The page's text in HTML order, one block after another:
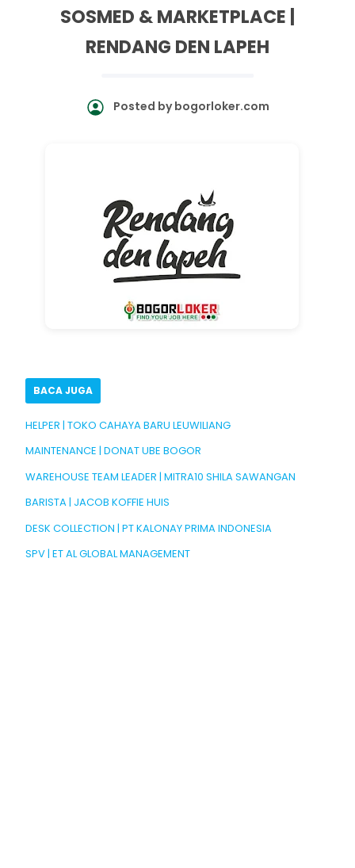
SOSMED & MARKETPLACE |
RENDANG DEN LAPEH
Posted bybogorloker.com
BACA JUGA
HELPER | TOKO CAHAYA BARU LEUWILIANG
MAINTENANCE | DONAT UBE BOGOR
WAREHOUSE TEAM LEADER | MITRA10 SHILA SAWANGAN
BARISTA | JACOB KOFFIE HUIS
DESK COLLECTION | PT KALONAY PRIMA INDONESIA
SPV | ET AL GLOBAL MANAGEMENT